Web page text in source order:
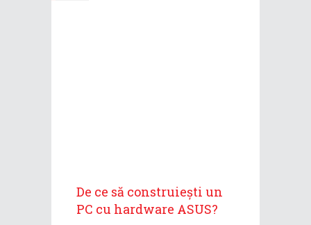
De ce să construiești un
PC cu hardware ASUS?